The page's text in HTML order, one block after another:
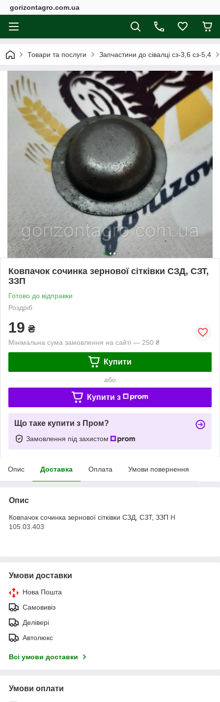
gorizontagro.com.ua
Товари та послуги Запчастини до сівалці сз-3,6 сз-5,4
Ковпачок сочинка зернової сітківки СЗД, СЗТ,
ЗЗП
Готово до відправки
Роздріб
19 ₴
Мінімальна сума замовлення на сайті — 250 ₴
Купити
або
Купити з
Що таке купити з Пром?
Замовлення під захистом
Опис Доставка Оплата Умови повернення
Опис
Ковпачок сочинка зернової сітківки СЗД, СЗТ, ЗЗП Н
105.03.403
Умови доставки
Нова Пошта
Самовивіз
Делівері
Автолюкс
Всі умови доставки
Умови оплати